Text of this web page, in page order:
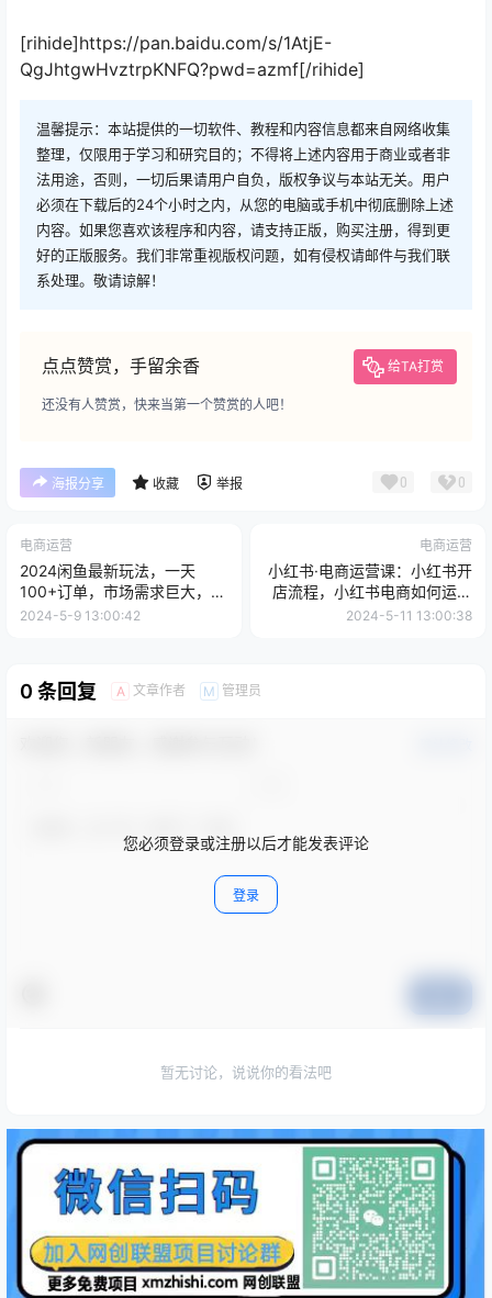
[rihide]https://pan.baidu.com/s/1AtjE-
QgJhtgwHvztrpKNFQ?pwd=azmf[/rihide]
温馨提示：本站提供的一切软件、教程和内容信息都来自网络收集
整理，仅限用于学习和研究目的；不得将上述内容用于商业或者非
法用途，否则，一切后果请用户自负，版权争议与本站无关。用户
必须在下载后的24个小时之内，从您的电脑或手机中彻底删除上述
内容。如果您喜欢该程序和内容，请支持正版，购买注册，得到更
好的正版服务。我们非常重视版权问题，如有侵权请邮件与我们联
系处理。敬请谅解！
点点赞赏，手留余香 给TA打赏
还没有人赞赏，快来当第一个赞赏的人吧！
海报分享 收藏 举报 0 0
电商运营
2024闲鱼最新玩法，一天
100+订单，市场需求巨大，日
入1400+
2024-5-9 13:00:42
电商运营
小红书·电商运营课：小红书开
店流程，小红书电商如何运营
(18节视频课
2024-5-11 13:00:38
0 条回复 A 文章作者 M 管理员
您必须登录或注册以后才能发表评论
登录
暂无讨论，说说你的看法吧